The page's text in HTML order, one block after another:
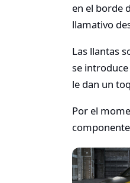
en el borde
llamativo
Las llantas
se
le dan un
Por el